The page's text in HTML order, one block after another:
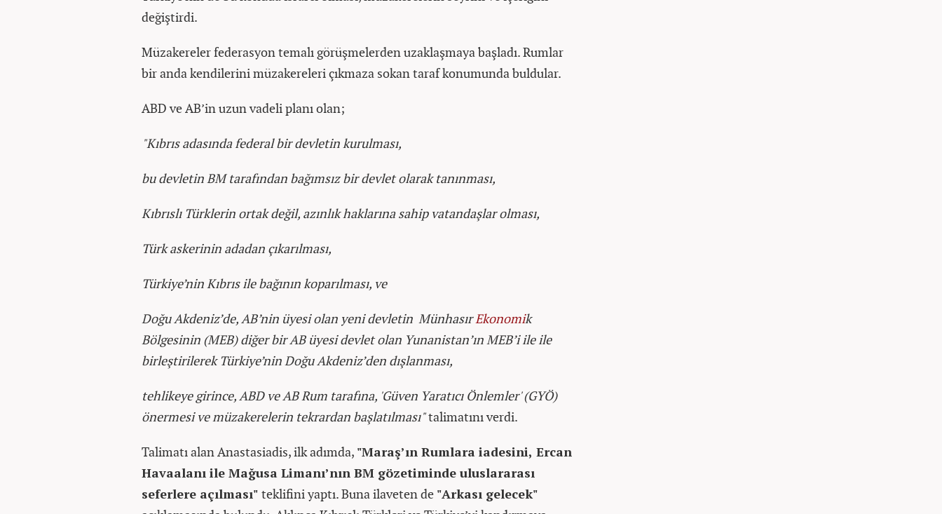
değiştirdi.
Müzakereler federasyon temalı görüşmelerden uzaklaşmaya başladı. Rumlar
bir anda kendilerini müzakereleri çıkmaza sokan taraf konumunda buldular.
ABD ve AB’in uzun vadeli planı olan;
"Kıbrıs adasında federal bir devletin kurulması,
bu devletin BM tarafından bağımsız bir devlet olarak tanınması,
Kıbrıslı Türklerin ortak değil, azınlık haklarına sahip vatandaşlar olması,
Türk askerinin adadan çıkarılması,
Türkiye’nin Kıbrıs ile bağının koparılması, ve
Doğu Akdeniz’de, AB’nin üyesi olan yeni devletin MünhasırEkonomik
Bölgesinin (MEB) diğer bir AB üyesi devlet olan Yunanistan’ın MEB’i ile ile
birleştirilerek Türkiye’nin Doğu Akdeniz’den dışlanması,
tehlikeye girince, ABD ve AB Rum tarafına, 'Güven Yaratıcı Önlemler' (GYÖ)
önermesi ve müzakerelerin tekrardan başlatılması"talimatını verdi.
Talimatı alan Anastasiadis, ilk adımda, "Maraş’ın Rumlara iadesini, Ercan
Havaalanı ile Mağusa Limanı’nın BM gözetiminde uluslararası
seferlere açılması" teklifini yaptı. Buna ilaveten de "Arkası gelecek"